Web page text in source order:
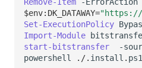
$env:DK_DATAWAY="https://
Set-ExecutionPolicy
Import-Module
start-bitstransfer
-
powershell
./. install . ps1